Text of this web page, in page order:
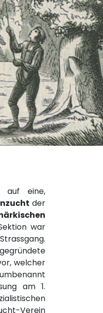
auf eine,
der
war
welcher
umbenannt
am 1.
Verein